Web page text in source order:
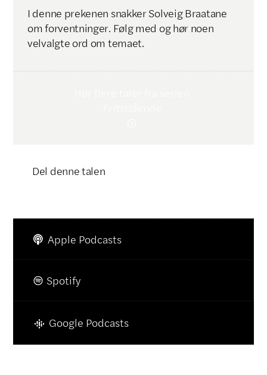
I denne prekenen snakker Solveig Braatane
om forventninger. Følg med og hør noen
velvalgte ord om temaet.
Del denne talen
 Apple Podcasts
 Spotify
Google Podcasts